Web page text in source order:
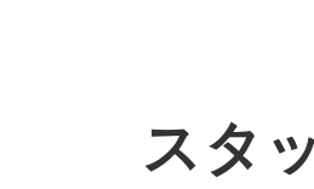
スタ